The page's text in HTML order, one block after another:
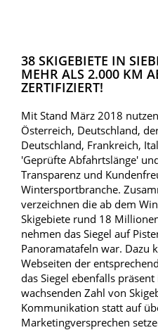
38 SKIGEBIETE IN
MEHR ALS 2.000 KM
ZERTIFIZIERT!
Mit Stand März 2018
Österreich, Deutschland,
Deutschland, Frankreich,
'Geprüfte Abfahrtslänge'
Transparenz und
Wintersportbranche.
verzeichnen die ab dem
Skigebiete rund 18
nehmen das Siegel auf
Panoramatafeln war. Dazu
Webseiten der
das Siegel ebenfalls
wachsenden Zahl von
Kommunikation statt auf
Marketingversprechen